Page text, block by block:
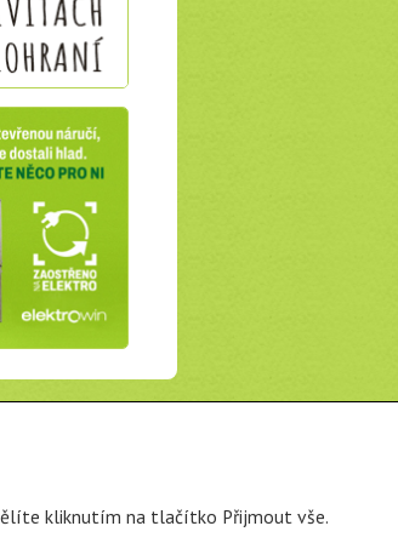
kliknutím na tlačítko Přijmout vše.